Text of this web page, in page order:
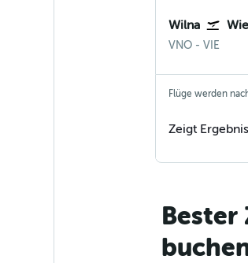
Wilna
VNO Wilna
- VIE
Flüge werden
Zeigt
Bester